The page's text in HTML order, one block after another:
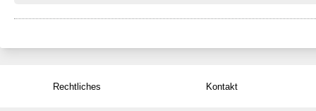
Rechtliches Kontakt